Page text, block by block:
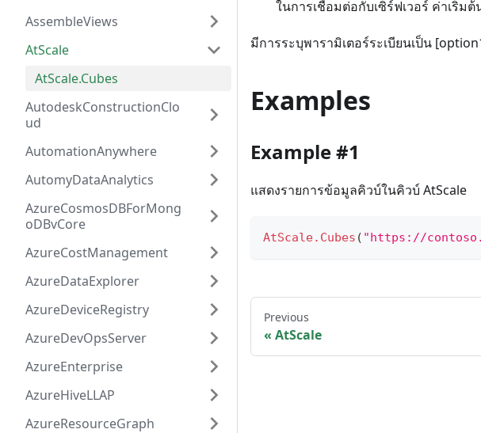
AssembleViews
AtScale
AtScale.Cubes
AutodeskConstructionClo
ud
AutomationAnywhere
AutomyDataAnalytics
AzureCosmosDBForMong
oDBvCore
AzureCostManagement
AzureDataExplorer
AzureDeviceRegistry
AzureDevOpsServer
AzureEnterprise
AzureHiveLLAP
AzureResourceGraph
ในการเชื่อมต่อกับเซิร์ฟเวอร์ ค่าเริ่
มีการระบุพารามิเตอร์ระเบียนเป็น
Examples
Example #1
แสดงรายการข้อมูลคิวบ์ในคิวบ์ AtScale
AtScale.Cubes ( "https://
Previous
AtScale